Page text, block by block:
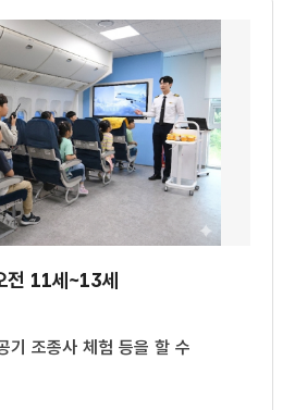
전 11세~13세
기 조종사 체험 등을 할 수